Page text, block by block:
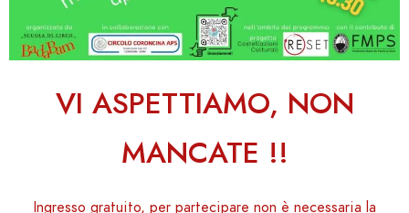
VI ASPETTIAMO, NON
MANCATE !!
Ingresso gratuito, per partecipare non è necessaria la